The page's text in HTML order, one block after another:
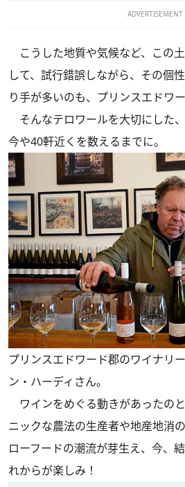
ADVERTISEMENT
こうした地質や気候など、この
して、試行錯誤しながら、その個
り手が多いのも、プリンスエドワ
そんなテロワールを大切にした
今や40軒近くを数えるまでに。
プリンスエドワード郡のワイナリ
ン・ハーディさん。
ワインをめぐる動きがあったの
ニックな農法の生産者や地産地消
ローフードの潮流が芽生え、今、
れからが楽しみ！